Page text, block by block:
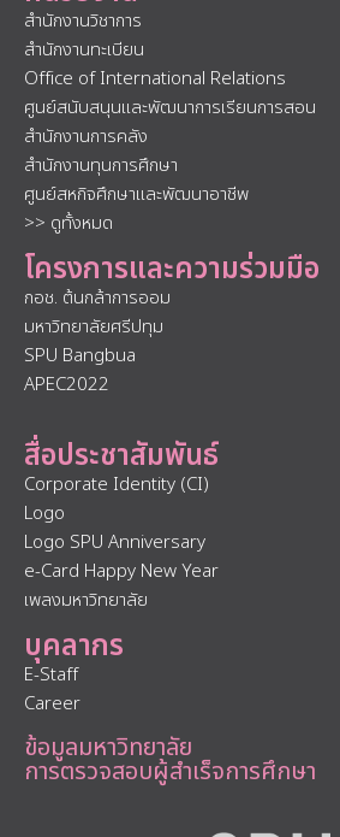
สำนักงานวิชาการ
สำนักงานทะเบียน
Office of International Relations
ศูนย์สนับสนุนและพัฒนาการเรียนการสอน
สำนักงานการคลัง
สำนักงานทุนการศึกษา
ศูนย์สหกิจศึกษาและพัฒนาอาชีพ
>> ดูทั้งหมด
โครงการและความร่วมมือ
กอช. ต้นกล้าการออม
มหาวิทยาลัยศรีปทุม
SPU Bangbua
APEC2022
สื่อประชาสัมพันธ์
Corporate Identity (CI)
Logo
Logo SPU Anniversary
e-Card Happy New Year
เพลงมหาวิทยาลัย
บุคลากร
E-Staff
Career
ข้อมูลมหาวิทยาลัย
การตรวจสอบผู้สำเร็จการศึกษา